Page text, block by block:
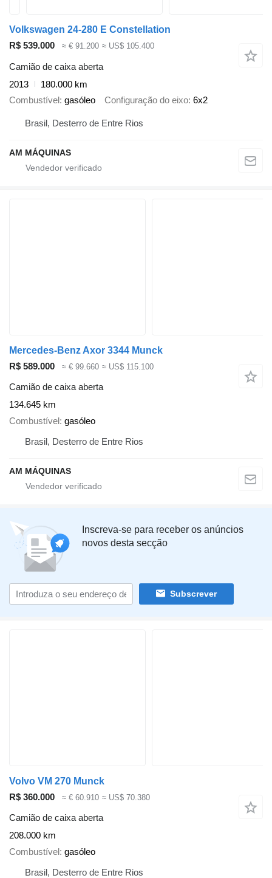
Volkswagen 24-280 E Constellation
R$ 539.000
≈ € 91.200 ≈ US$ 105.400
Camião de caixa aberta
2013
180.000 km
Combustível gasóleo Configuração do eixo 6x2
Brasil, Desterro de Entre Rios
AM MÁQUINAS
Mercedes-Benz Axor 3344 Munck
R$ 589.000
≈ € 99.660 ≈ US$ 115.100
Camião de caixa aberta
134.645 km
Combustível gasóleo
Brasil, Desterro de Entre Rios
AM MÁQUINAS
Inscreva-se para receber os anúncios
novos desta secção
Subscrever
Volvo VM 270 Munck
R$ 360.000
≈ € 60.910 ≈ US$ 70.380
Camião de caixa aberta
208.000 km
Combustível gasóleo
Brasil, Desterro de Entre Rios